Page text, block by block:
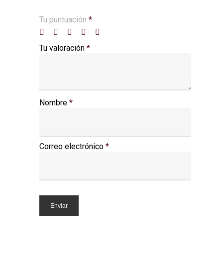
Tu puntuación *
Tu valoración *
Nombre *
Correo electrónico *